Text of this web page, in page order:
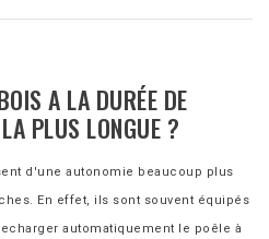
A LA DURÉE DE
PLUS LONGUE ?
d'une autonomie beaucoup plus
En effet, ils sont souvent équipés
automatiquement le poêle à